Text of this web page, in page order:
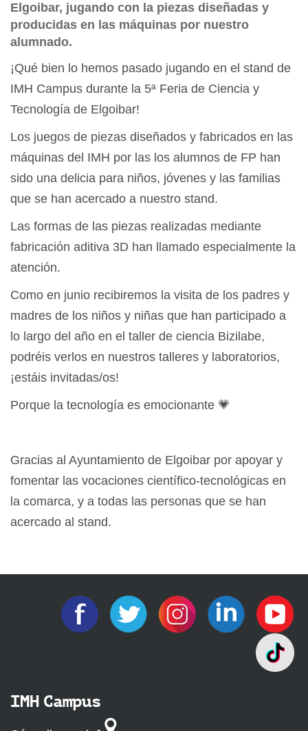
Elgoibar, jugando con la piezas diseñadas y
producidas en las máquinas por nuestro
alumnado.
¡Qué bien lo hemos pasado jugando en el stand de
IMH Campus durante la 5ª Feria de Ciencia y
Tecnología de Elgoibar!
Los juegos de piezas diseñados y fabricados en las
máquinas del IMH por las los alumnos de FP han
sido una delicia para niños, jóvenes y las familias
que se han acercado a nuestro stand.
Las formas de las piezas realizadas mediante
fabricación aditiva 3D han llamado especialmente la
atención.
Como en junio recibiremos la visita de los padres y
madres de los niños y niñas que han participado a
lo largo del año en el taller de ciencia Bizilabe,
podréis verlos en nuestros talleres y laboratorios,
¡estáis invitadas/os!
Porque la tecnología es emocionante 💗
Gracias al Ayuntamiento de Elgoibar por apoyar y
fomentar las vocaciones científico-tecnológicas en
la comarca, y a todas las personas que se han
acercado al stand.
IMH Campus